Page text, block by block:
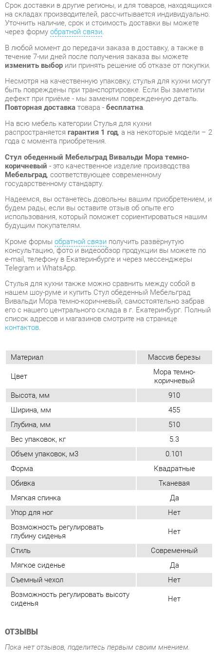
В любой момент до передачи заказа в доставку, а также в
течение 7-ми дней после получения заказа вы можете
изменить выборили принять решение об отказе от покупки.
Несмотря на качественную упаковку, стулья для кухни могут
быть повреждены при транспортировке. Если Вы заметили
дефект при приёме - мы заменим поврежденную деталь.
Повторная доставкатовара - бесплатна .
На всю мебель категории Стулья для кухни
распространяетсягарантия 1 год, а на некоторые модели – 2
года с момента приобретения.
коричневый- это качественное изделие производства
Мебельград, соответствующее современному
государственному стандарту.
Надеемся, вы останетесь довольны вашим приобретением, и
будем рады, если вы оставите отзыв об опыте его
использования, который поможет сориентироваться нашим
будущим покупателям.
Кроме формы обратной связиполучить развёрнутую
консультацию, фото и видеообзор продукции вы можете по
e-mail, телефону в Екатеринбурге и через мессенджеры
Telegram и WhatsApp.
Стулья для кухни также можно сравнить между собой в
нашем шоу-руме и купить Стул обеденный Мебельград
Вивальди Мора темно-коричневый, самостоятельно забрав
его с нашего центрального склада в г. Екатеринбург. Полный
список адресов и магазинов смотрите на странице
контактов
Материал Массив березы
Цвет
Мора темно-
Ширина, мм
455
Глубина, мм
510
5.3
Объем упаковок, м3
0.101
Форма
Квадратные
Обивка
Тканевая
Мягкая спинка
Да
Упор для ног
Нет
Возможность регулировать
глубину сиденья Нет
Стиль
Современный
Мягкое сиденье
Да
Съемный чехол
Нет
Возможность регулировать высоту
сиденья
ОТЗЫВЫ
Пока нет отзывов, поделитесь первым своим мнением.
ПОХОЖИЕ ТОВАРЫ